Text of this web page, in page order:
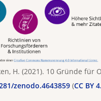
H. (2021). 10 Gründe für
zenodo.4643859 (CC BY